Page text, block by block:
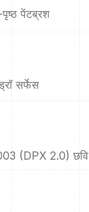
पेंटब्रश
सर्फेस
(DPX 2.0) छवि